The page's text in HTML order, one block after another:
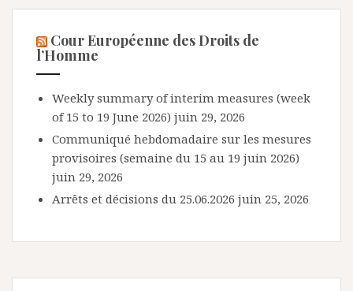
Cour Européenne des Droits de
l’Homme
Weekly summary of interim measures (week
of 15 to 19 June 2026) juin 29, 2026
Communiqué hebdomadaire sur les mesures
provisoires (semaine du 15 au 19 juin 2026)
juin 29, 2026
Arrêts et décisions du 25.06.2026 juin 25, 2026